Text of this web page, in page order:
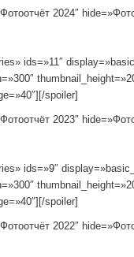
2024″
ids=»11″
spoiler]
2023″
ids=»9″
spoiler]
2022″